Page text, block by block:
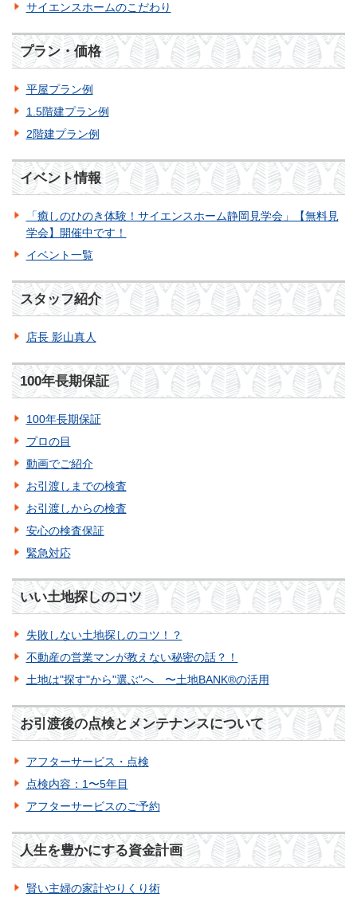
サイエンスホームのこだわり
プラン・価格
平屋プラン例
1.5階建プラン例
2階建プラン例
イベント情報
「癒しのひのき体験！サイエンスホーム静岡見学会」【無料見
学会】開催中です！
イベント一覧
スタッフ紹介
店長 影山真人
100年長期保証
100年長期保証
プロの目
動画でご紹介
お引渡しまでの検査
お引渡しからの検査
安心の検査保証
緊急対応
いい土地探しのコツ
失敗しない土地探しのコツ！？
不動産の営業マンが教えない秘密の話？！
土地は"探す"から"選ぶ"へ 〜土地BANK®の活用
お引渡後の点検とメンテナンスについて
アフターサービス・点検
点検内容：1〜5年目
アフターサービスのご予約
人生を豊かにする資金計画
賢い主婦の家計やりくり術